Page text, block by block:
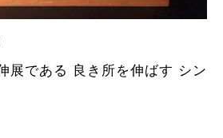
展である 良き所を伸ばす シン